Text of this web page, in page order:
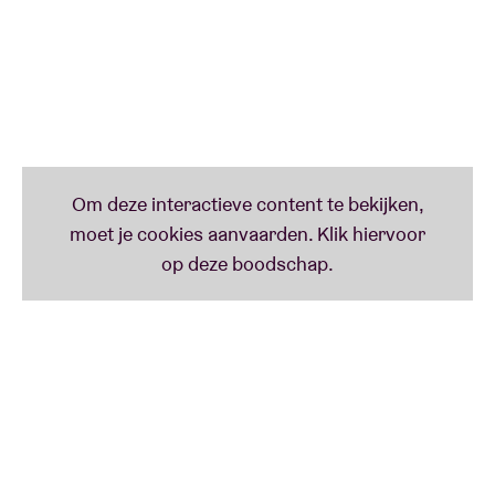
virtuositeit, stuwende beats en wilde groepszang.
Het altijd aanwezige gevoel van vreugde en fantasie
zal u altijd bijblijven!
Baoziis een 22-jarige Franse artieste met roots in